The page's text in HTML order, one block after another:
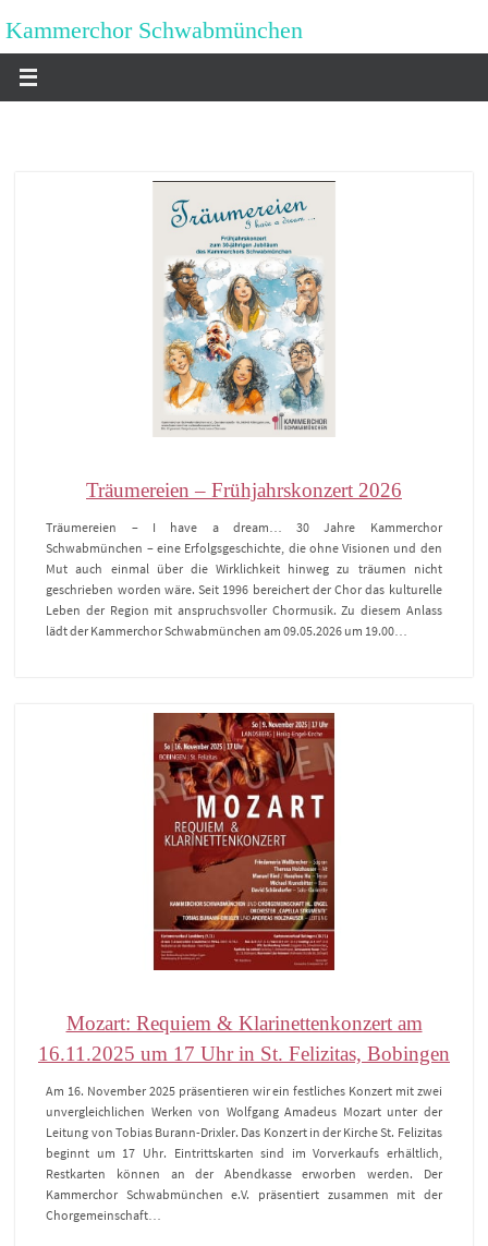
Inhalt
Kammerchor Schwabmünchen
Träumereien – Frühjahrskonzert 2026
Träumereien – I have a dream… 30 Jahre Kammerchor
Schwabmünchen – eine Erfolgsgeschichte, die ohne Visionen und den
Mut auch einmal über die Wirklichkeit hinweg zu träumen nicht
geschrieben worden wäre. Seit 1996 bereichert der Chor das kulturelle
Leben der Region mit anspruchsvoller Chormusik. Zu diesem Anlass
lädt der Kammerchor Schwabmünchen am 09.05.2026 um 19.00…
Mozart: Requiem & Klarinettenkonzert am
16.11.2025 um 17 Uhr in St. Felizitas, Bobingen
Am 16. November 2025 präsentieren wir ein festliches Konzert mit zwei
unvergleichlichen Werken von Wolfgang Amadeus Mozart unter der
Leitung von Tobias Burann-Drixler. Das Konzert in der Kirche St. Felizitas
beginnt um 17 Uhr. Eintrittskarten sind im Vorverkaufs erhältlich,
Restkarten können an der Abendkasse erworben werden. Der
Kammerchor Schwabmünchen e.V. präsentiert zusammen mit der
Chorgemeinschaft…